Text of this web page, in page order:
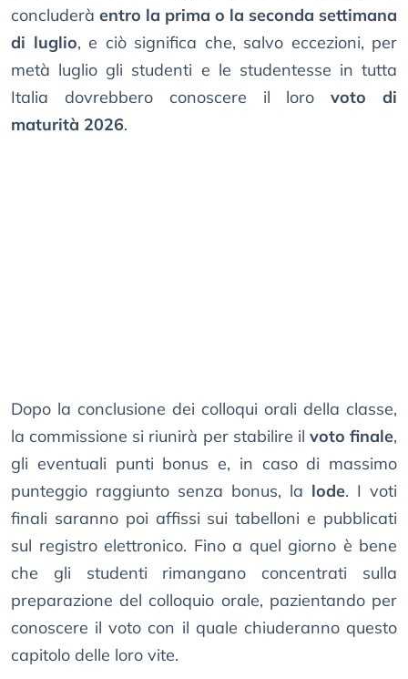
concluderà entro la prima o la seconda settimana
di luglio, e ciò significa che, salvo eccezioni, per
metà luglio gli studenti e le studentesse in tutta
Italia dovrebbero conoscere il lorovoto di
maturità 2026.
Dopo la conclusione dei colloqui orali della classe,
la commissione si riunirà per stabilire il voto finale,
gli eventuali punti bonus e, in caso di massimo
punteggio raggiunto senza bonus, la lode. I voti
finali saranno poi affissi sui tabelloni e pubblicati
sul registro elettronico. Fino a quel giorno è bene
che gli studenti rimangano concentrati sulla
preparazione del colloquio orale, pazientando per
conoscere il voto con il quale chiuderanno questo
capitolo delle loro vite.